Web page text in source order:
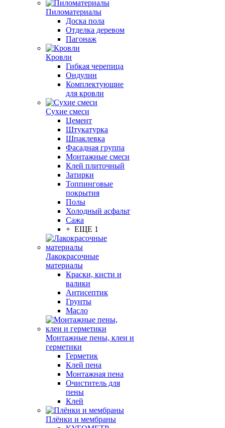
Пиломатериалы
Доска пола
Отделка деревом
Пагонаж
Кровли
Гибкая черепица
Ондулин
Комплектующие
для кровли
Сухие смеси
Цемент
Штукатурка
Шпаклевка
Фасадная группа
Монтажные смеси
Клей плиточный
Затирки
Топпинговые
покрытия
Полы
Холодный асфальт
Сажа
+ ЕЩЕ 1
Лакокрасочные
материалы
Краски, кисти и
валики
Антисептик
Грунты
Масло
Монтажные пены, клеи и
герметики
Герметик
Клей пена
Монтажная пена
Очиститель для
пены
Клей
Плёнки и мембраны